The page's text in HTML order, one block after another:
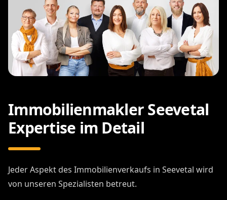
Immobilienmakler Seevetal
Expertise im Detail
Jeder Aspekt des Immobilienverkaufs in Seevetal wird
von unseren Spezialisten betreut.